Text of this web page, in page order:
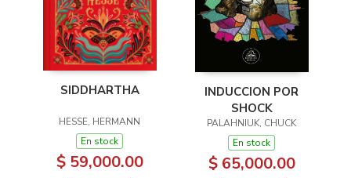
SIDDHARTHA
HESSE, HERMANN
En stock
$ 59,000.00
INDUCCION POR
SHOCK
PALAHNIUK, CHUCK
En stock
$ 65,000.00